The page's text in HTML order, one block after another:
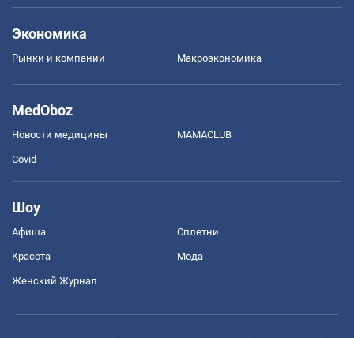
Экономика
Рынки и компании Mакроэкономика
MedOboz
Новости медицины MAMACLUB
Covid
Шоу
Афиша Сплетни
Красота Мода
Женский Журнал